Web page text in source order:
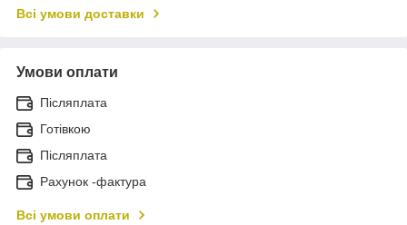
Всі умови доставки
Умови оплати
Післяплата
Готівкою
Післяплата
Рахунок -фактура
Всі умови оплати